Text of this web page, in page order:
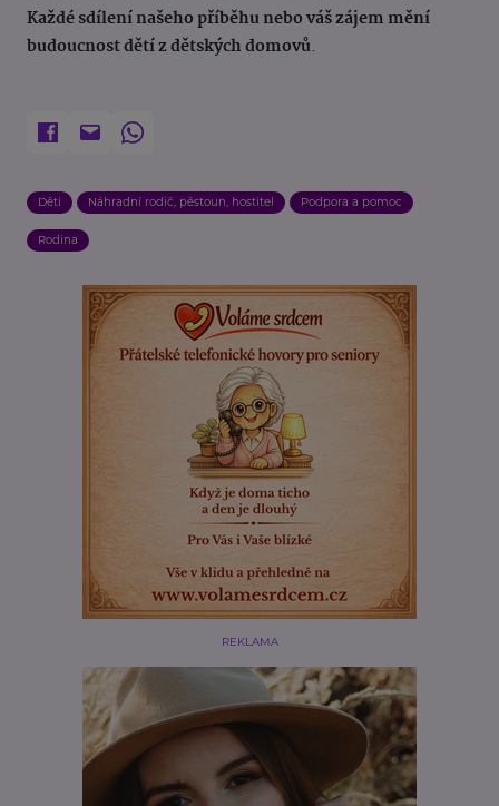
Každé sdílení našeho příběhu nebo váš zájem mění
budoucnost dětí z dětských domovů.
Děti Náhradní rodič, pěstoun, hostitel Podpora a pomoc
Rodina
REKLAMA